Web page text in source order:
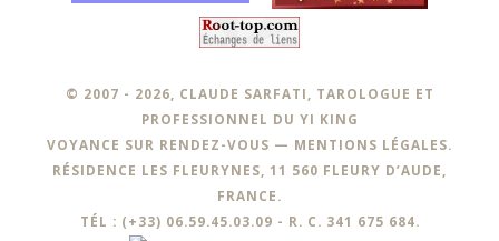
© 2007 - 2026, CLAUDE SARFATI, TAROLOGUE ET
PROFESSIONNEL DU YI KING
VOYANCE SUR RENDEZ-VOUS — MENTIONS LÉGALES.
RÉSIDENCE LES FLEURYNES, 11 560 FLEURY D’AUDE,
FRANCE.
TÉL : (+33) 06.59.45.03.09 - R. C. 341 675 684.